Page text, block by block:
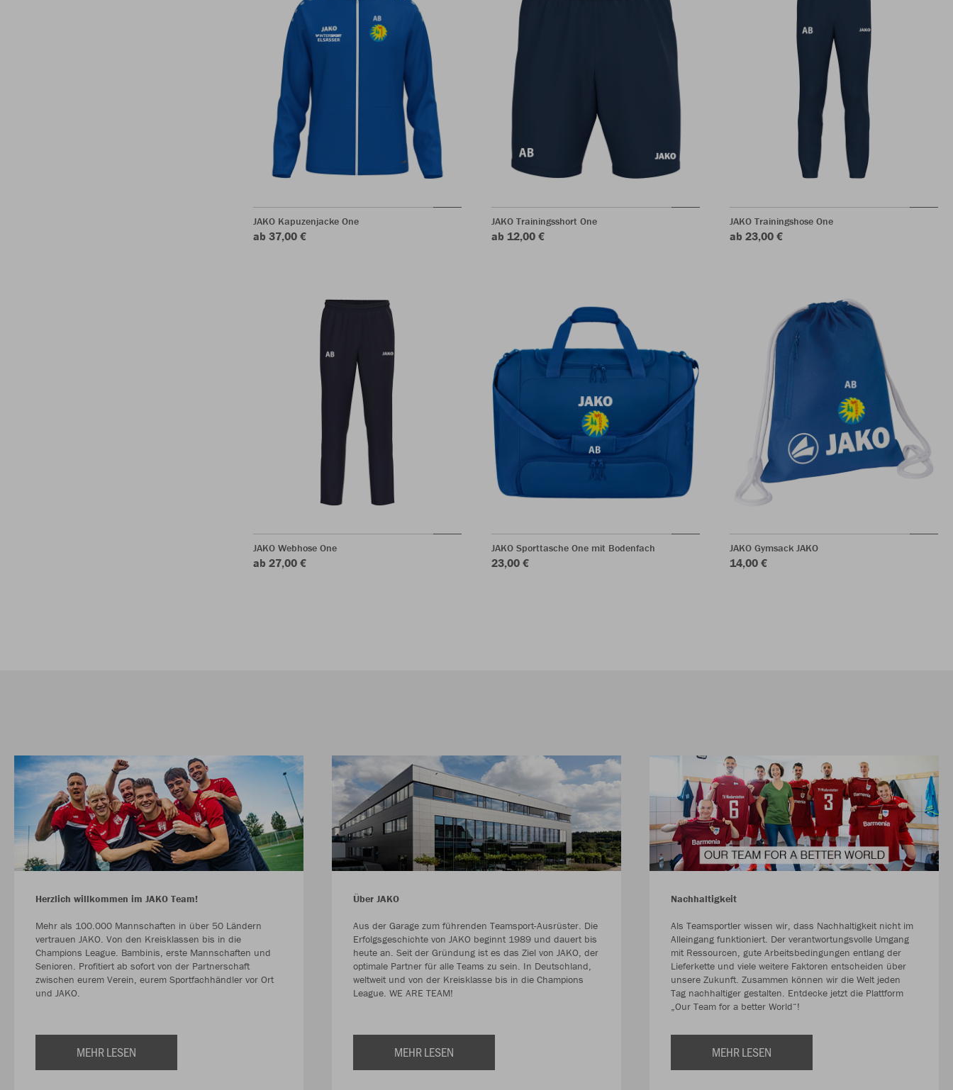
JAKO Kapuzenjacke One
ab 37,00 €
JAKO Trainingsshort One
ab 12,00 €
JAKO Trainingshose One
ab 23,00 €
JAKO Webhose One
ab 27,00 €
JAKO Sporttasche One mit Bodenfach
23,00 €
JAKO Gymsack JAKO
14,00 €
Herzlich willkommen im JAKO Team!
Mehr als 100.000 Mannschaften in über 50 Ländern
vertrauen JAKO. Von den Kreisklassen bis in die
Champions League. Bambinis, erste Mannschaften und
Senioren. Profitiert ab sofort von der Partnerschaft
zwischen eurem Verein, eurem Sportfachhändler vor Ort
und JAKO.
MEHR LESEN
Über JAKO
Aus der Garage zum führenden Teamsport-Ausrüster. Die
Erfolgsgeschichte von JAKO beginnt 1989 und dauert bis
heute an. Seit der Gründung ist es das Ziel von JAKO, der
optimale Partner für alle Teams zu sein. In Deutschland,
weltweit und von der Kreisklasse bis in die Champions
League. WE ARE TEAM!
MEHR LESEN
Nachhaltigkeit
Als Teamsportler wissen wir, dass Nachhaltigkeit nicht im
Alleingang funktioniert. Der verantwortungsvolle Umgang
mit Ressourcen, gute Arbeitsbedingungen entlang der
Lieferkette und viele weitere Faktoren entscheiden über
unsere Zukunft. Zusammen können wir die Welt jeden
Tag nachhaltiger gestalten. Entdecke jetzt die Plattform
„Our Team for a better World“!
MEHR LESEN